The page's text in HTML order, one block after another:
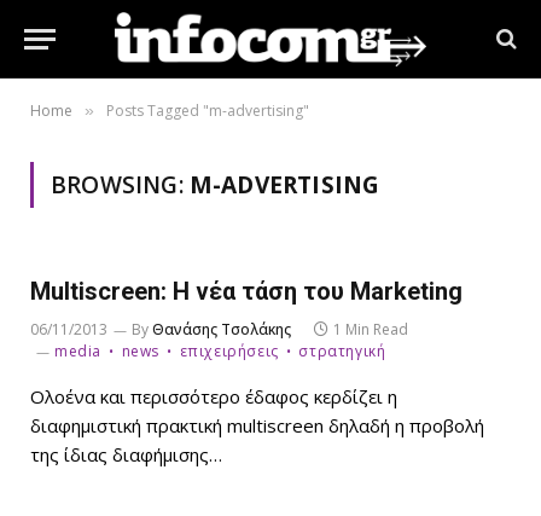
Home » Posts Tagged "m-advertising"
BROWSING: M-ADVERTISING
Multiscreen: Η νέα τάση του Marketing
06/11/2013 ByΘανάσης Τσολάκης
1 Min Read
media
news επιχειρήσεις στρατηγική
Ολοένα και περισσότερο έδαφος κερδίζει η
διαφημιστική πρακτική multiscreen δηλαδή η προβολή
της ίδιας διαφήμισης…